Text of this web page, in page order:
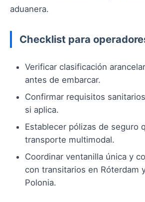
aduanera.
Checklist para
Verificar clasificación
antes de embarcar.
Confirmar requisitos
si aplica.
Establecer pólizas de seguro
transporte multimodal.
Coordinar ventanilla única y
con transitarios en Róterdam
Polonia.